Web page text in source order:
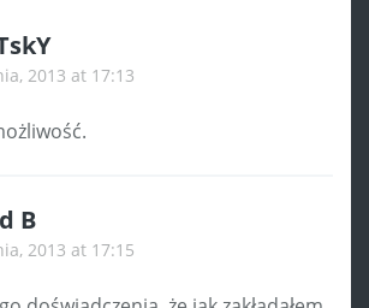
2013 at 17:13
B
2013 at 17:15